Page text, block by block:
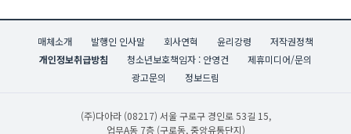
매체소개 발행인 인사말 회사연혁 윤리강령
저작권정책
개인정보취급방침
청소년보호책임자 : 안영건
제휴미디어/문의
광고문의
정보드림
(주)다아라 (08217) 서울 구로구 경인로 53길 15,
업무A동 7층 (구로동, 중앙유통단지)